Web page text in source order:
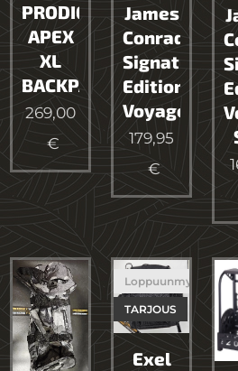
PRODIGY
APEX
XL
BACKPACK
269,00
€
James
Conrad
Signature
Edition
Voyager
179,95
€
Exel
Loppuunmyyty
TARJOUS